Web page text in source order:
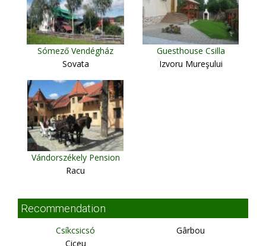
Sómező Vendégház
Sovata
Guesthouse Csilla
Izvoru Mureşului
Vándorszékely Pension
Racu
Recommendation
Csíkcsicsó
Ciceu
Gârbou